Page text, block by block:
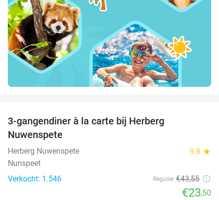
3-gangendiner à la carte bij Herberg
Nuwenspete
Herberg Nuwenspete 9.8 star
Nunspeet
Verkocht: 1.546
Regulier €43,55
€23,50